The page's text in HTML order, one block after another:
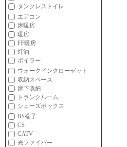
タンクレストイレ
エアコン
床暖房
暖房
FF暖房
灯油
ボイラー
ウォークインクローゼット
収納スペース
床下収納
トランクルーム
シューズボックス
BS端子
CS
CATV
光ファイバー